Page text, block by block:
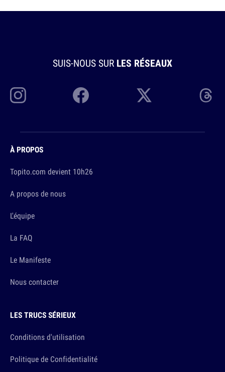
SUIS-NOUS SUR LES RÉSEAUX
À PROPOS
Topito.com devient 10h26
A propos de nous
L'équipe
La FAQ
Le Manifeste
Nous contacter
LES TRUCS SÉRIEUX
Conditions d'utilisation
Politique de Confidentialité